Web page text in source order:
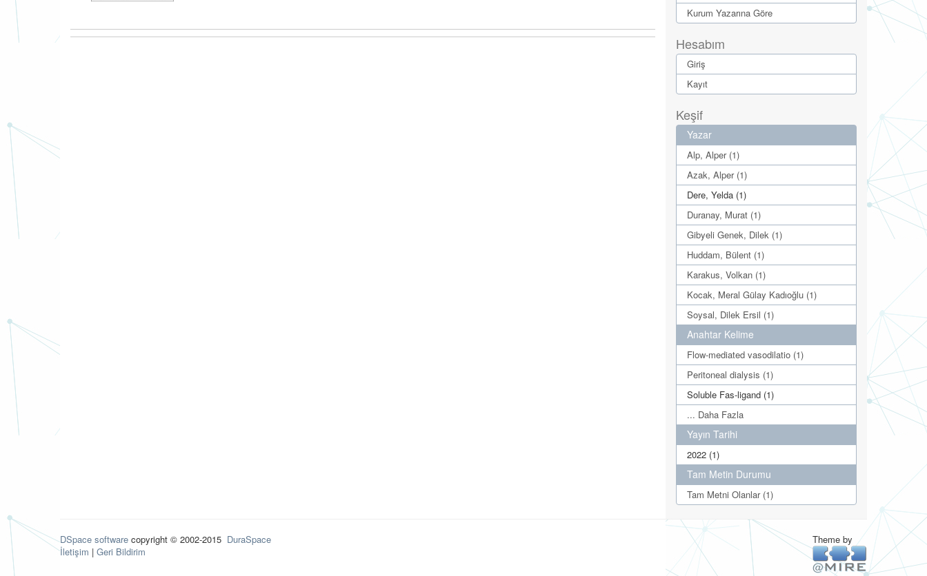
Kurum Yazarına Göre
Hesabım
Giriş
Kayıt
Keşif
Yazar
Alp, Alper (1)
Azak, Alper (1)
Dere, Yelda (1)
Duranay, Murat (1)
Gibyeli Genek, Dilek (1)
Huddam, Bülent (1)
Karakus, Volkan (1)
Kocak, Meral Gülay Kadıoğlu (1)
Soysal, Dilek Ersil (1)
Anahtar Kelime
Flow-mediated vasodilatio (1)
Peritoneal dialysis (1)
Soluble Fas-ligand (1)
... Daha Fazla
Yayın Tarihi
2022 (1)
Tam Metin Durumu
Tam Metni Olanlar (1)
DSpace software copyright © 2002-2015 DuraSpace
İletişim | Geri Bildirim
Theme by